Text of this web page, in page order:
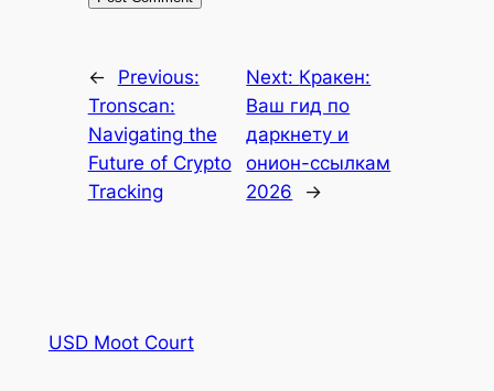
←
Previous:
Tronscan:
Navigating the
Future of Crypto
Tracking
Next: Кракен:
Ваш гид по
даркнету и
онион-ссылкам
2026
→
USD Moot Court